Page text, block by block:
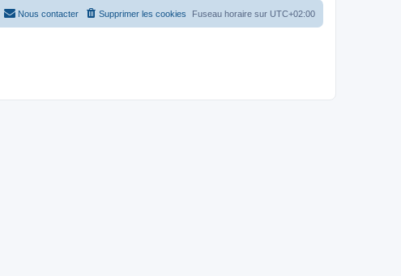
Fuseau horaire sur UTC+02:00
Supprimer les cookies
Nous contacter